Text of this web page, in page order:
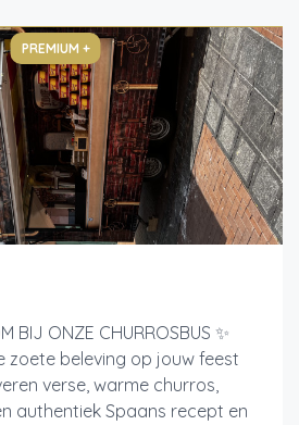
PREMIUM +
BIJ ONZE CHURROSBUS ✨
zoete beleving op jouw feest
verse, warme churros,
authentiek Spaans recept en